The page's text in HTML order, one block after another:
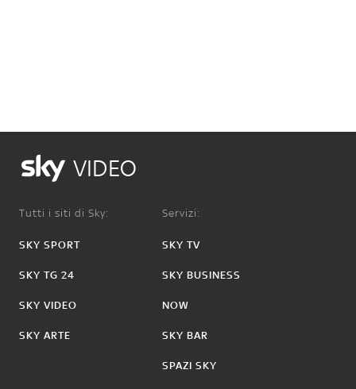
VIDEO
Tutti i siti di Sky:
SKY SPORT
SKY TG 24
SKY VIDEO
SKY ARTE
Servizi:
SKY TV
SKY BUSINESS
NOW
SKY BAR
SPAZI SKY